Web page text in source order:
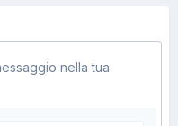
nella tua